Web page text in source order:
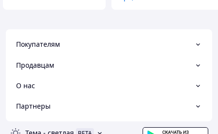
Покупателям
Продавцам
О нас
Партнеры